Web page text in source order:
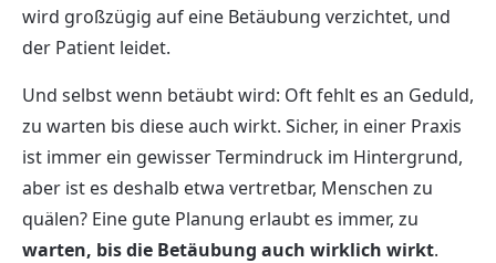
wird großzügig auf eine Betäubung verzichtet, und
der Patient leidet.
Und selbst wenn betäubt wird: Oft fehlt es an Geduld,
zu warten bis diese auch wirkt. Sicher, in einer Praxis
ist immer ein gewisser Termindruck im Hintergrund,
aber ist es deshalb etwa vertretbar, Menschen zu
quälen? Eine gute Planung erlaubt es immer, zu
warten, bis die Betäubung auch wirklich wirkt.